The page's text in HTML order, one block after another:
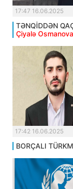
17:47 16.06.2025
TƏNQİDDƏN
Çiyalə Osmanova
17:42 16.06.2025
BORÇALI